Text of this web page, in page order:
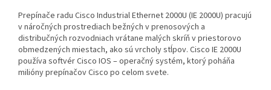
Prepínače radu Cisco Industrial Ethernet 2000U (IE 2000U) pracujú
v náročných prostrediach bežných v prenosových a
distribučných rozvodniach vrátane malých skríň v priestorovo
obmedzených miestach, ako sú vrcholy stĺpov. Cisco IE 2000U
používa softvér Cisco IOS – operačný systém, ktorý poháňa
milióny prepínačov Cisco po celom svete.